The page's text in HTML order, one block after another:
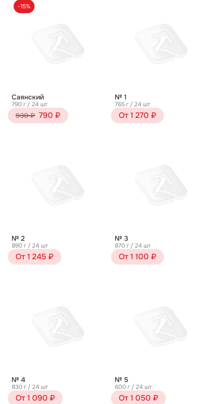
-15%
Саянский
790 г / 24 шт
930 ₽ 790 ₽
№ 1
765 г / 24 шт
От 1 270 ₽
№ 2
890 г / 24 шт
От 1 245 ₽
№ 3
870 г / 24 шт
От 1 100 ₽
№ 4
830 г / 24 шт
От 1 090 ₽
№ 5
600 г / 24 шт
От 1 050 ₽